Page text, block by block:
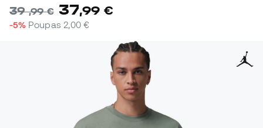
39,99 € 37,99 €
-5% Poupas 2,00 €